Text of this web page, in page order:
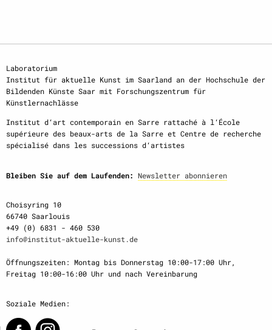
Laboratorium
Institut für aktuelle Kunst im Saarland an der Hochschule der
Bildenden Künste Saar mit Forschungszentrum für
Künstlernachlässe
Institut d‘art contemporain en Sarre rattaché à l‘École
supérieure des beaux-arts de la Sarre et Centre de recherche
spécialisé dans les successions d‘artistes
Bleiben Sie auf dem Laufenden: Newsletter abonnieren
Choisyring 10
66740 Saarlouis
+49 (0) 6831 - 460 530
info@institut-aktuelle-kunst.de
Öffnungszeiten: Montag bis Donnerstag 10:00-17:00 Uhr,
Freitag 10:00-16:00 Uhr und nach Vereinbarung
Soziale Medien: